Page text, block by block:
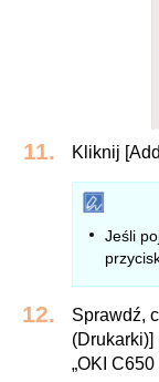
Kliknij
Jeśli
Sprawdź,
(Drukarki)]
„OKI C650